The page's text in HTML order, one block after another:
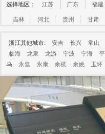
选择地区： 江苏 广东 福建
吉林 河北 贵州 甘肃
浙江其他城市: 安吉 长兴 常山
临海
龙泉 龙游 宁波 宁海
乌
永嘉 永康 余杭 余姚 玉环